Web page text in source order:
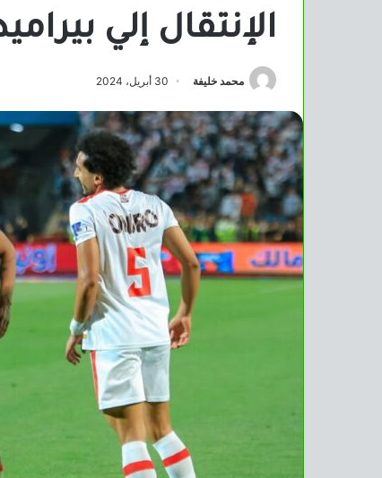
الإنتقال إلي
محمد خليفة 30 أبريل، 2024